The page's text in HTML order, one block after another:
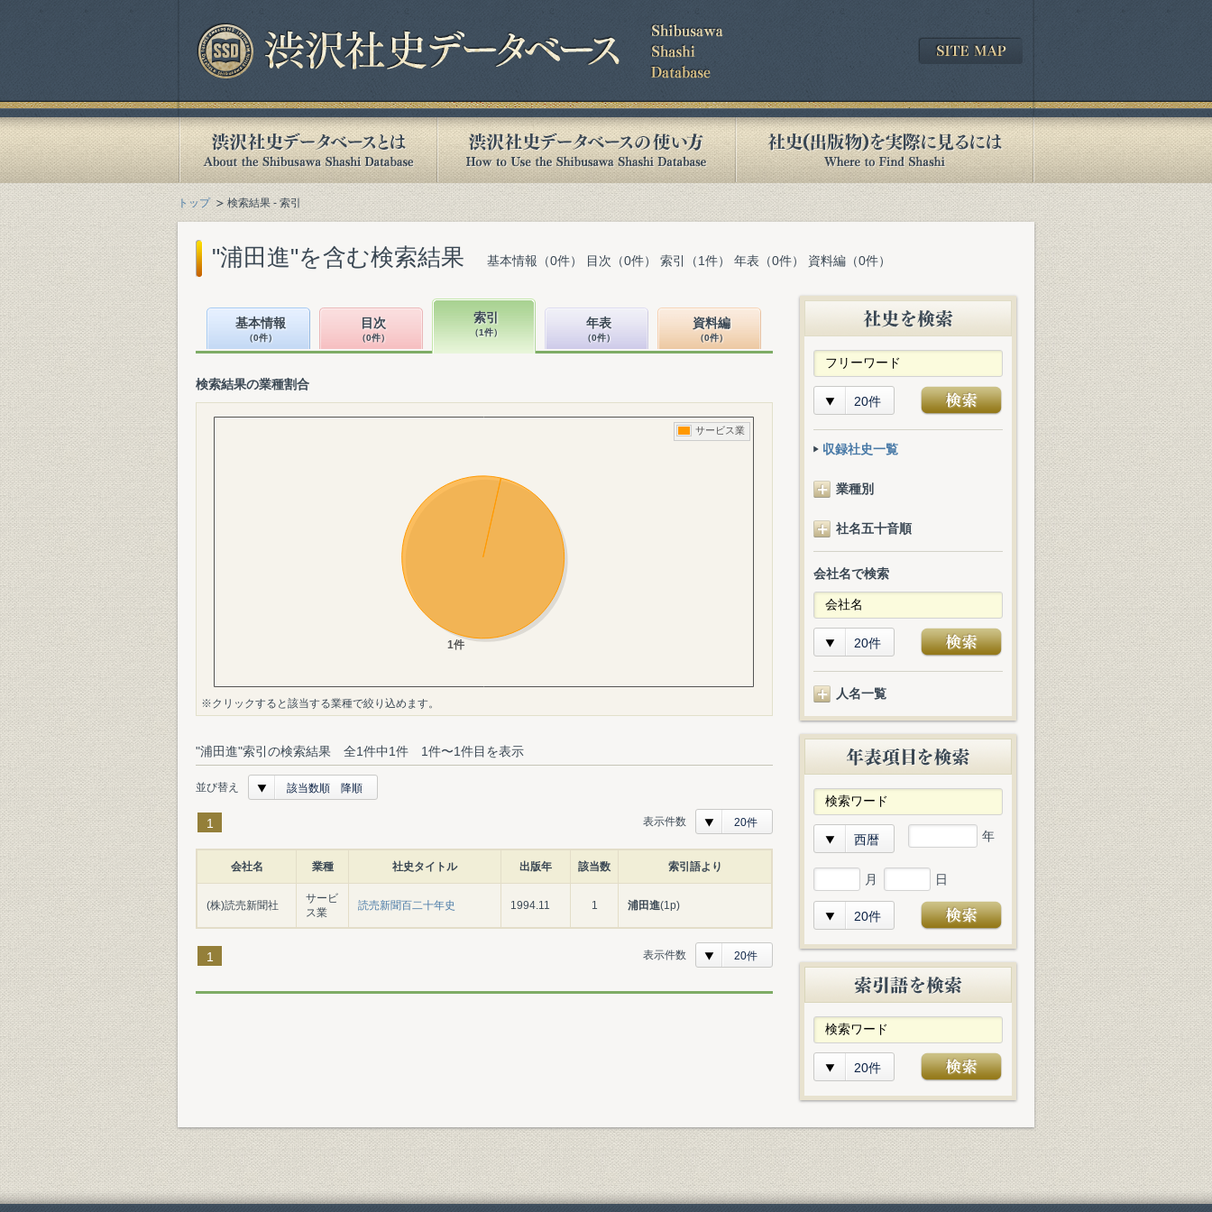
トップ 検索結果 - 索引
"浦田進"を含む検索結果 基本情報（0件） 目次（0件） 索引（1件） 年表（0件） 資料編（0件）
基本情報
（0件）
目次
（0件）
索引
（1件）
年表
（0件）
資料編
（0件）
検索結果の業種割合
※クリックすると該当する業種で絞り込めます。
"浦田進"索引の検索結果 全1件中1件 1件〜1件目を表示
並び替え 該当数順 降順
1 表示件数 20件
会社名 業種 社史タイトル 出版年 該当数 索引語より
(株)読売新聞社
サービ
ス業
読売新聞百二十年史 1994.11 1 浦田進(1p)
1 表示件数 20件
20件
収録社史一覧
業種別
社名五十音順
会社名で検索
20件
人名一覧
西暦 年
月 日
20件
20件